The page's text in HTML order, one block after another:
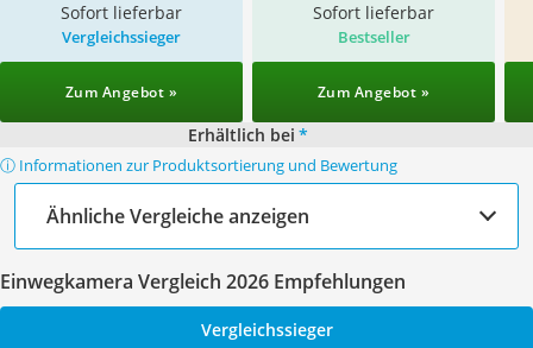
Sofort lieferbar Sofort lieferbar
Vergleichssieger
Zum Angebot »
Bestseller
Zum Angebot »
Erhältlich bei *
ⓘ Informationen zur Produktsortierung und Bewertung
Ähnliche Vergleiche anzeigen
Einwegkamera Vergleich 2026 Empfehlungen
Vergleichssieger